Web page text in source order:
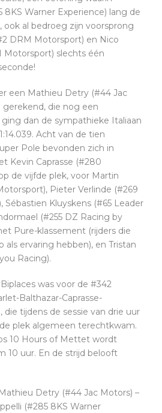
8KS Warner Experience) lang de
al bedroeg zijn voorsprong
DRM Motorsport) en Nico
Motorsport) slechts één
een Mathieu Detry (#44 Jac
die nog een
dan de sympathieke Italiaan
Acht van de tien
Pole bevonden zich in
Kevin Caprasse (#280
de vijfde plek, voor Martin
Pieter Verlinde (#269
Sébastien Kluyskens (#65 Leader
(#255 DZ Racing by
Pure-klassement (rijders die
als ervaring hebben), en Tristan
Racing).
was voor de #342
Balthazar-Caprasse-
die tijdens de sessie van drie uur
plek algemeen terechtkwam.
10 Hours of Mettet wordt
10 uur. En de strijd belooft
Detry (#44 Jac Motors) –
(#285 8KS Warner